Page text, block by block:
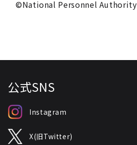
©National Personnel Authority
公式SNS
Instagram
X(旧Twitter)